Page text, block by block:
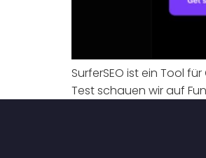
SurferSEO ist ein Tool
Test schauen wir auf